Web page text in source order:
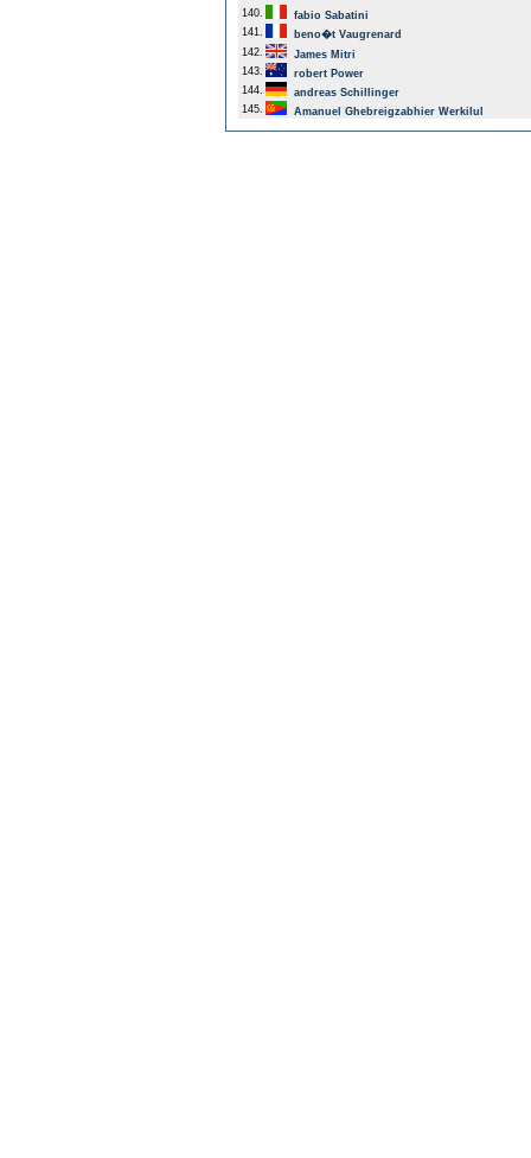
140.
fabio Sabatini
141.
beno�t Vaugrenard
142.
James Mitri
143.
robert Power
144.
andreas Schillinger
145.
Amanuel Ghebreigzabhier Werkilul